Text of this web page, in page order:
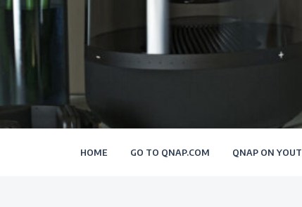
HOME GO TO QNAP.COM QNAP ON